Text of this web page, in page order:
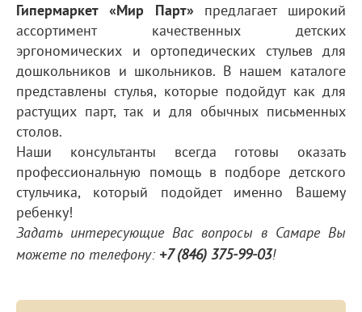
Гипермаркет «Мир Парт» предлагает широкий
ассортимент качественных детских
эргономических и ортопедических стульев для
дошкольников и школьников. В нашем каталоге
представлены стулья, которые подойдут как для
растущих парт, так и для обычных письменных
столов.
Наши консультанты всегда готовы оказать
профессиональную помощь в подборе детского
стульчика, который подойдет именно Вашему
ребенку!
Задать интересующие Вас вопросы в Самаре Вы
можете по телефону: +7 (846) 375-99-03!